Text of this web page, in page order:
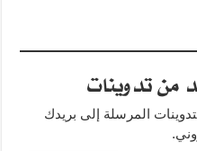
من تدوينات
المرسلة إلى بريدك